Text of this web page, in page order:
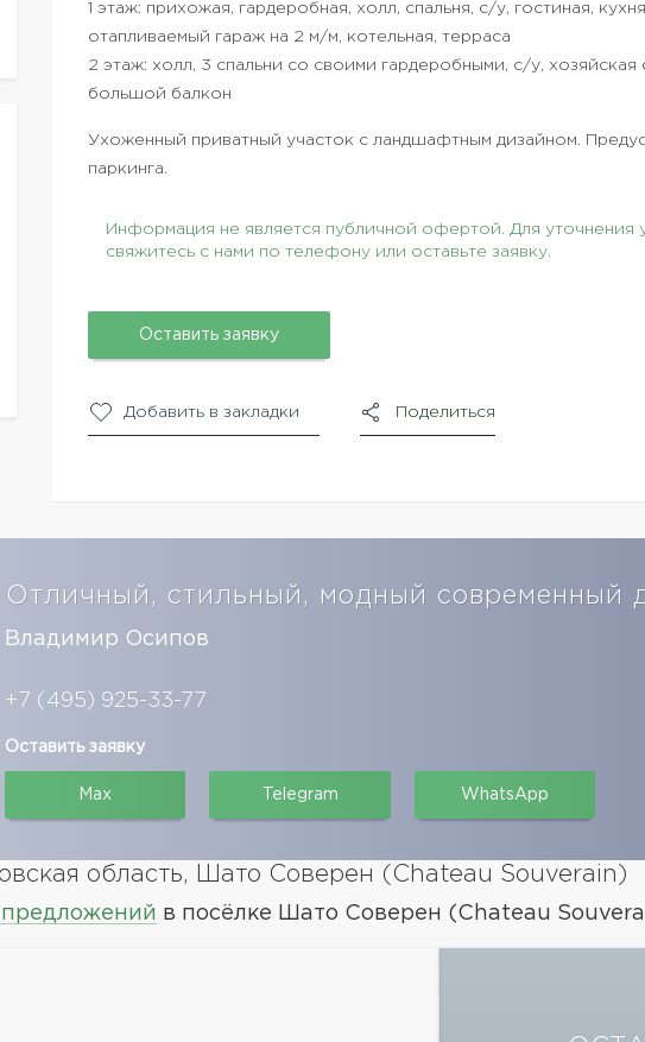
1 этаж: прихожая, гардеробная, холл, спальня, с/у, гостиная,
отапливаемый гараж на 2 м/м, котельная, терраса
2 этаж: холл, 3 спальни со своими гардеробными, с/у, хозяйская
большой балкон
Ухоженный приватный участок с ландшафтным дизайном.
паркинга.
Информация не является публичной офертой. Для уточнения
свяжитесь с нами по телефону или оставьте заявку.
Оставить заявку
Добавить в закладки Поделиться
стильный, модный современный
Владимир Осипов
+7 (495) 925-33-77
Оставить заявку
Max Telegram WhatsApp
область, Шато Соверен (Chateau Souverain)
предложений в посёлке Шато Соверен (Chateau